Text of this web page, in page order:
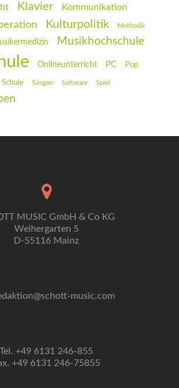
Klavier Kommunikation
Kulturpolitik Methodik
Musikhochschule
Onlineunterricht PC Pop
Schule Singen Software Spiel
MUSIC GmbH & Co KG
Weihergarten 5
D-55116 Mainz
music.com
Tel. +49 6131 246-855
+49 6131 246-75855